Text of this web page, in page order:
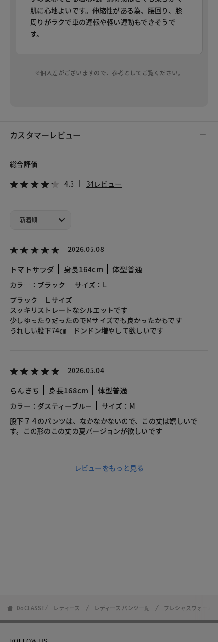
肌に心地よいです。伸縮性がある為、腰回り、膝
周りがラクで車の運転や軽い運動もできそうで
す。
※個人差がございますので、参考としてご覧ください。
カスタマーレビュー
総合評価
4.3 34レビュー
2026.05.08
トマトサラダ 身長164cm 体型普通
カラー：ブラック
サイズ：L
ブラック Ｌサイズ
スッキリストレートなシルエットです
少しゆったりだったのでMサイズでも良かったかもです
うれしい股下74㎝ ドンドン増やして欲しいです
2026.05.04
らんきち 身長168cm 体型普通
カラー：ダスティーブルー
サイズ：M
股下７４のパンツは、なかなかないので、この丈は嬉しいで
す。この形のこの丈の夏バージョンが欲しいです
レビューをもっと見る
DoCLASSE レディース レディース パンツ一覧 プレシャスウォーム
FOLLOW US